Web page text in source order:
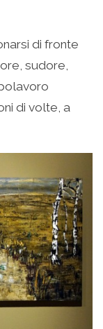
di fronte
sudore,
di volte, a